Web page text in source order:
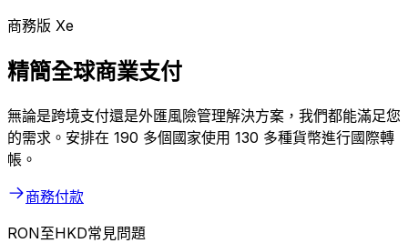
商務版 Xe
精簡全球商業支付
無論是跨境支付還是外匯風險管理解決方案，我們都能滿足您
的需求。安排在 190 多個國家使用 130 多種貨幣進行國際轉
帳。
商務付款
RON至HKD常見問題